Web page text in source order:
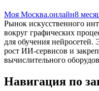
Моя Москва.онлайн8
Рынок искусственного
вокруг графических
для обучения
рост ИИ-сервисов и
вычислительного
Навигация по